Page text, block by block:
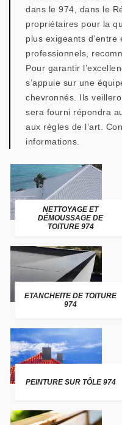
dans le 974, dans le
propriétaires pour la
plus exigeants
professionnels,
Pour garantir
s’appuie sur une
chevronnés. Ils
sera fourni répondra
aux règles de l’art.
informations.
NETTOYAGE ET
DÉMOUSSAGE DE
TOITURE 974
ETANCHEITE DE TOITURE
974
PEINTURE SUR TÔLE 974